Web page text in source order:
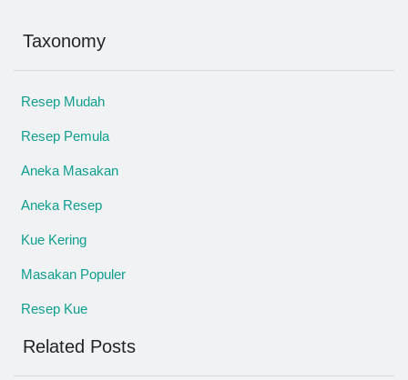
Taxonomy
Resep Mudah
Resep Pemula
Aneka Masakan
Aneka Resep
Kue Kering
Masakan Populer
Resep Kue
Related Posts